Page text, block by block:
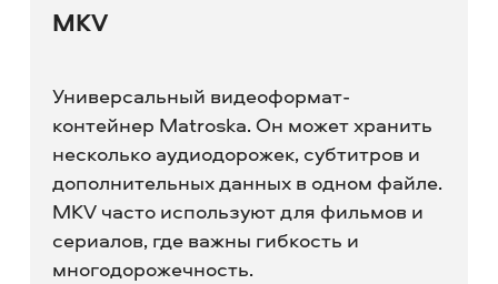
MKV
Универсальный видеоформат-
контейнер Matroska. Он может хранить
несколько аудиодорожек, субтитров и
дополнительных данных в одном файле.
MKV часто используют для фильмов и
сериалов, где важны гибкость и
многодорожечность.